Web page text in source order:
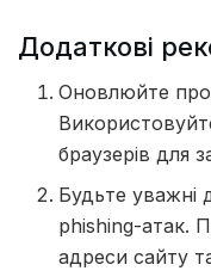
Додаткові
Оновлюйте
браузерів для
Будьте уважні
phishing-атак.
адреси сайту